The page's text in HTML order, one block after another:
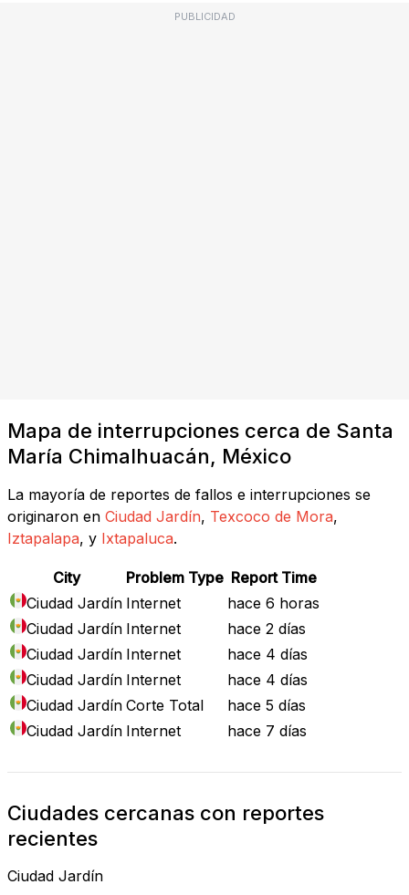
PUBLICIDAD
Mapa de interrupciones cerca de Santa
María Chimalhuacán, México
La mayoría de reportes de fallos e interrupciones se
originaron en Ciudad Jardín, Texcoco de Mora,
Iztapalapa, y Ixtapaluca.
City Problem Type Report Time
Ciudad Jardín Internet
hace 6 horas
Ciudad Jardín Internet
hace 2 días
Ciudad Jardín Internet
hace 4 días
Ciudad Jardín Internet
hace 4 días
Ciudad Jardín Corte Total
hace 5 días
Ciudad Jardín Internet hace 7 días
Ciudades cercanas con reportes
recientes
Ciudad Jardín